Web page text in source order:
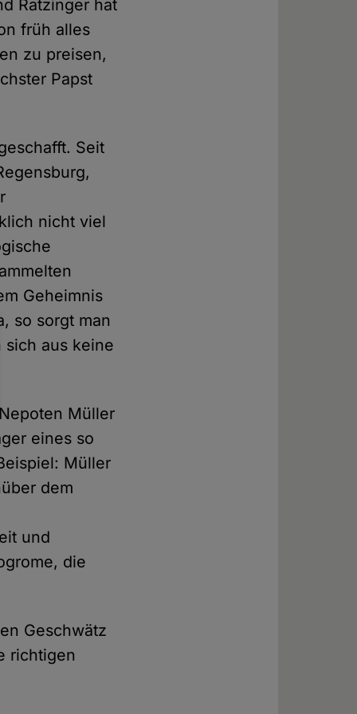
Ratzinger hat
früh alles
zu preisen,
Papst
Seit
nicht viel
Geheimnis
so sorgt man
aus keine
Müller
eines so
Müller
dem
und
die
Geschwätz
richtigen